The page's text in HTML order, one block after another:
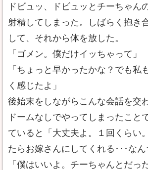
ドビュッ、ドビュッとチーちゃん
射精してしまった。しばらく抱き
して、それから体を放した。
「ゴメン。僕だけイッちゃって」
「ちょっと早かったかな？でも私
く感じたよ」
後始末をしながらこんな会話を交
ドームなしでやってしまったこと
ていると「大丈夫よ。１回くらい
たらお嫁さんにしてくれる･･･なん
「僕はいいよ。チーちゃんとだっ